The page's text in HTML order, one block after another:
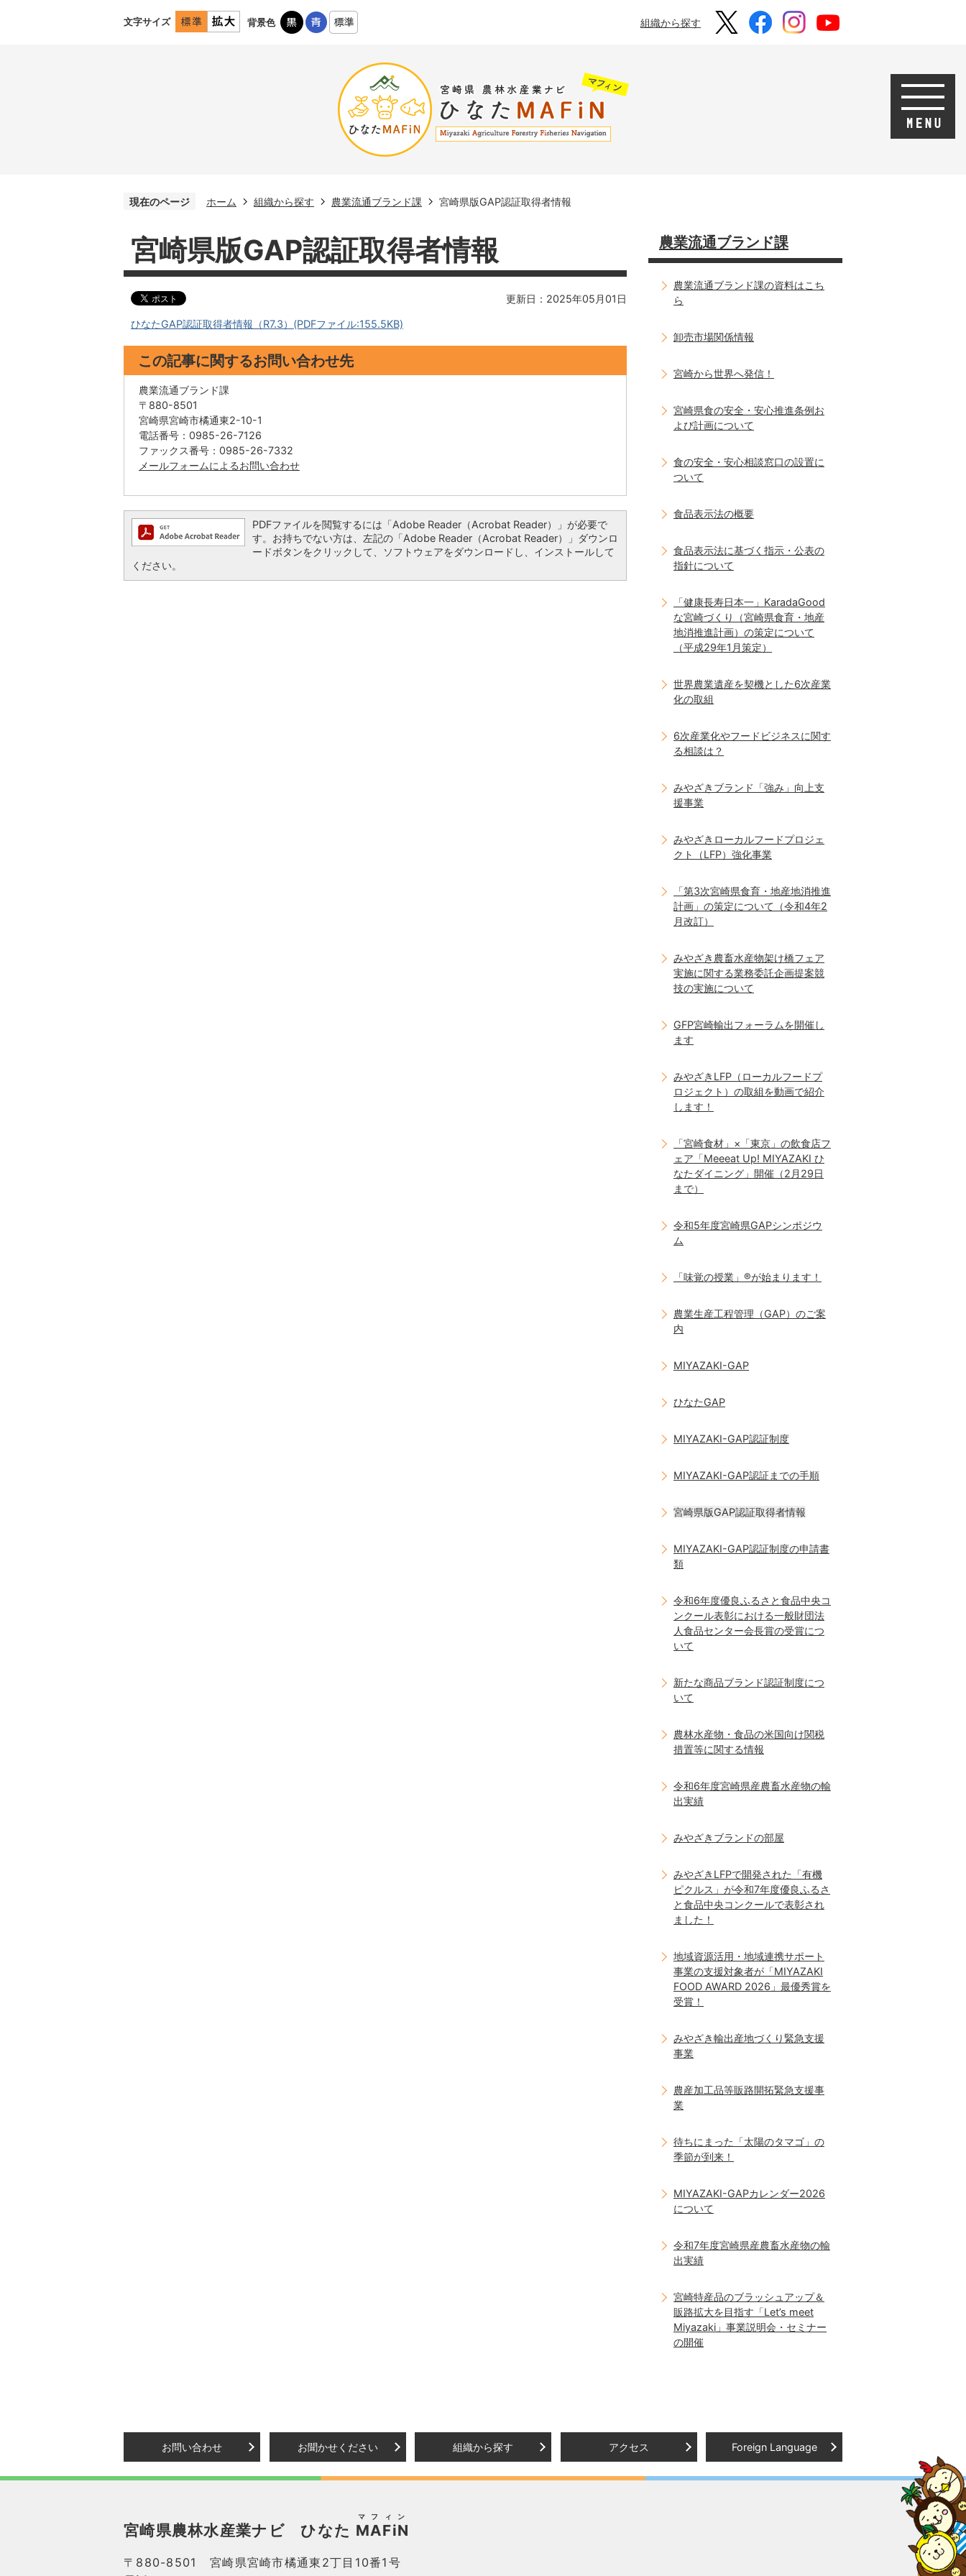
文字サイズ 背景色 組織から探す
現在のページ ホーム 組織から探す 農業流通ブランド課 宮崎県版GAP認証取得者情報
宮崎県版GAP認証取得者情報
更新日：2025年05月01日
ひなたGAP認証取得者情報（R7.3）(PDFファイル:155.5KB)
この記事に関するお問い合わせ先
農業流通ブランド課
〒880-8501
宮崎県宮崎市橘通東2-10-1
電話番号：0985-26-7126
ファックス番号：0985-26-7332
メールフォームによるお問い合わせ
PDFファイルを閲覧するには「Adobe Reader（Acrobat Reader）」が必要で
す。お持ちでない方は、左記の「Adobe Reader（Acrobat Reader）」ダウンロ
ードボタンをクリックして、ソフトウェアをダウンロードし、インストールして
ください。
農業流通ブランド課
農業流通ブランド課の資料はこち
ら
卸売市場関係情報
宮崎から世界へ発信！
宮崎県食の安全・安心推進条例お
よび計画について
食の安全・安心相談窓口の設置に
ついて
食品表示法の概要
食品表示法に基づく指示・公表の
指針について
「健康長寿日本一」KaradaGood
な宮崎づくり（宮崎県食育・地産
地消推進計画）の策定について
（平成29年1月策定）
世界農業遺産を契機とした6次産業
化の取組
6次産業化やフードビジネスに関す
る相談は？
みやざきブランド「強み」向上支
援事業
みやざきローカルフードプロジェ
クト（LFP）強化事業
「第3次宮崎県食育・地産地消推進
計画」の策定について（令和4年2
月改訂）
みやざき農畜水産物架け橋フェア
実施に関する業務委託企画提案競
技の実施について
GFP宮崎輸出フォーラムを開催し
ます
みやざきLFP（ローカルフードプ
ロジェクト）の取組を動画で紹介
します！
「宮崎食材」×「東京」の飲食店フ
ェア「Meeeat Up! MIYAZAKI ひ
なたダイニング」開催（2月29日
まで）
令和5年度宮崎県GAPシンポジウ
ム
「味覚の授業」®が始まります！
農業生産工程管理（GAP）のご案
内
MIYAZAKI-GAP
ひなたGAP
MIYAZAKI-GAP認証制度
MIYAZAKI-GAP認証までの手順
宮崎県版GAP認証取得者情報
MIYAZAKI-GAP認証制度の申請書
類
令和6年度優良ふるさと食品中央コ
ンクール表彰における一般財団法
人食品センター会長賞の受賞につ
いて
新たな商品ブランド認証制度につ
いて
農林水産物・食品の米国向け関税
措置等に関する情報
令和6年度宮崎県産農畜水産物の輸
出実績
みやざきブランドの部屋
みやざきLFPで開発された「有機
ピクルス」が令和7年度優良ふるさ
と食品中央コンクールで表彰され
ました！
地域資源活用・地域連携サポート
事業の支援対象者が「MIYAZAKI
FOOD AWARD 2026」最優秀賞を
受賞！
みやざき輸出産地づくり緊急支援
事業
農産加工品等販路開拓緊急支援事
業
待ちにまった「太陽のタマゴ」の
季節が到来！
MIYAZAKI-GAPカレンダー2026
について
令和7年度宮崎県産農畜水産物の輸
出実績
宮崎特産品のブラッシュアップ＆
販路拡大を目指す「Let’s meet
Miyazaki」事業説明会・セミナー
の開催
お問い合わせ お聞かせください 組織から探す アクセス Foreign Language
宮崎県農林水産業ナビ ひなた MAFiN
マフィン
〒880-8501 宮崎県宮崎市橘通東2丁目10番1号